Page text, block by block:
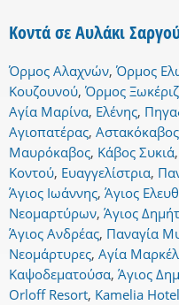
Κοντά σε Αυλάκι
Όρμος Αλαχνών,Όρμος
Κουζουνού,Όρμος
Αγία Μαρίνα, Ελένης,
Αγιοπατέρας, Αστακόκαβος
Μαυρόκαβος, Κάβος Συκιά,
Κοντού, Ευαγγελίστρια,
Άγιος Ιωάννης, Άγιος
Νεομαρτύρων, Άγιος
Άγιος Ανδρέας, Παναγία
Νεομάρτυρες, Αγία
Καψοδεματούσα, Άγιος
Orloff Resort, Kamelia Hotel